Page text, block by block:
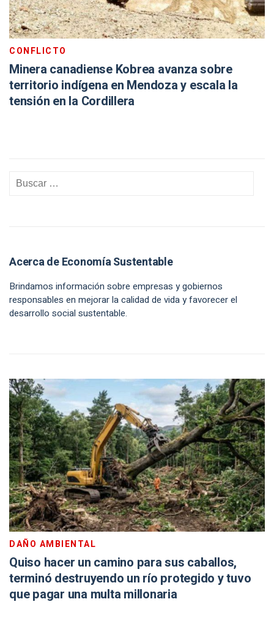
CONFLICTO
Minera canadiense Kobrea avanza sobre
territorio indígena en Mendoza y escala la
tensión en la Cordillera
Acerca de Economía Sustentable
Brindamos información sobre empresas y gobiernos
responsables en mejorar la calidad de vida y favorecer el
desarrollo social sustentable.
DAÑO AMBIENTAL
Quiso hacer un camino para sus caballos,
terminó destruyendo un río protegido y tuvo
que pagar una multa millonaria